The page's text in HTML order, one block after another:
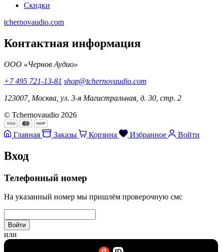
Скидки
tchernovaudio.com
Контактная информация
ООО «Чернов Аудио»
+7 495 721-13-81 shop@tchernovaudio.com
123007, Москва, ул. 3-я Магистральная, д. 30, стр. 2
© Tchernovaudio 2026
Главная Заказы Корзина Избранное Войти
Вход
Телефонный номер
На указанный номер мы пришлём проверочную смс
Войти
или